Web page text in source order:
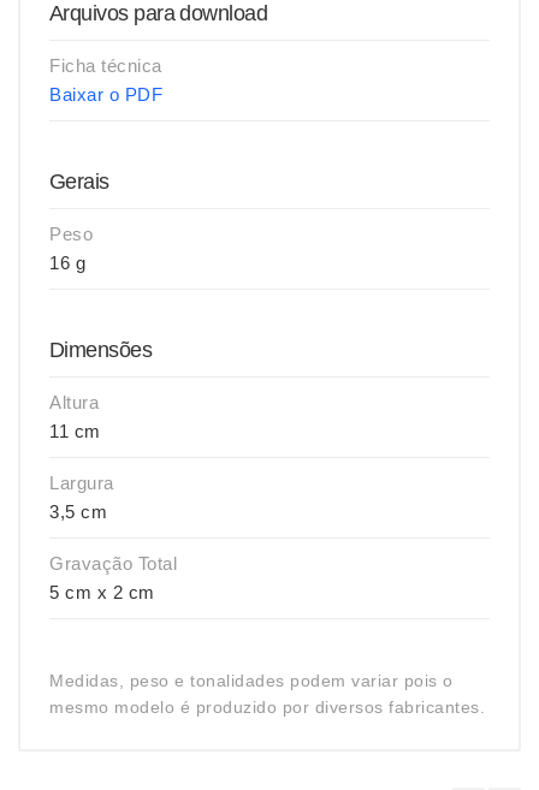
Arquivos para download
Ficha técnica
Baixar o PDF
Gerais
Peso
16 g
Dimensões
Altura
11 cm
Largura
3,5 cm
Gravação Total
5 cm x 2 cm
Medidas, peso e tonalidades podem variar pois o
mesmo modelo é produzido por diversos fabricantes.